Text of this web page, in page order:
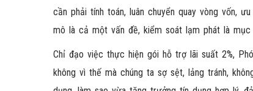
cần phải tính toán, luân chuyển quay vòng vốn,
mô là cả một vấn đề, kiểm soát lạm phát là mục
Chỉ đạo việc thực hiện gói hỗ trợ lãi suất 2%,
không vì thế mà chúng ta sợ sệt, lảng tránh,